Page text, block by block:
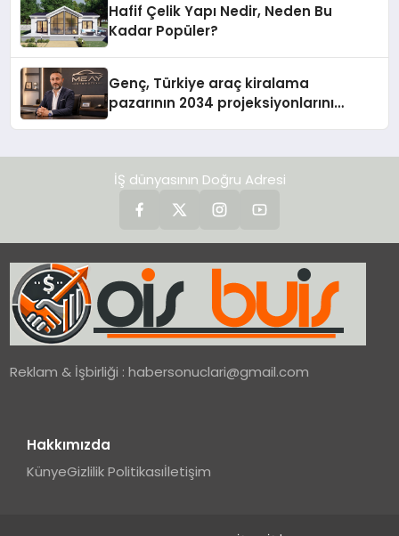
Hafif Çelik Yapı Nedir, Neden Bu
Kadar Popüler?
Genç, Türkiye araç kiralama
pazarının 2034 projeksiyonlarını
İŞ dünyasının Doğru Adresi
Reklam & İşbirliği :habersonuclari@gmail.com
Hakkımızda
KünyeGizlilik Politikasıİletişim